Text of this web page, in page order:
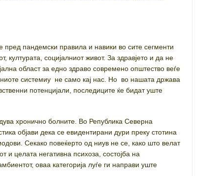
пред пандемски правила и навики во сите сегменти
културата, социјалниот живот. За здравјето и да не
област за едно здраво современо општество веѓе
системиу не само кај нас. Но во нашата држава
потенцијали, последиците ќе бидат уште
хронично болните. Во Република Северна
објави дека се евидентирани дури преку стотина
Секако повеќерто од ниув не се, како што велат
и целата негативна психоза, состојба на
оваа категорија луѓе ги направи уште